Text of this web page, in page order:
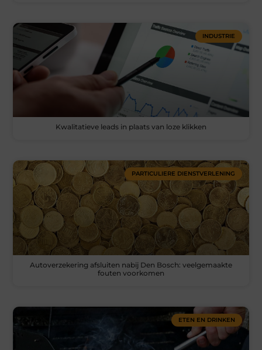
INDUSTRIE
Kwalitatieve leads in plaats van loze klikken
PARTICULIERE DIENSTVERLENING
Autoverzekering afsluiten nabij Den Bosch: veelgemaakte
fouten voorkomen
ETEN EN DRINKEN